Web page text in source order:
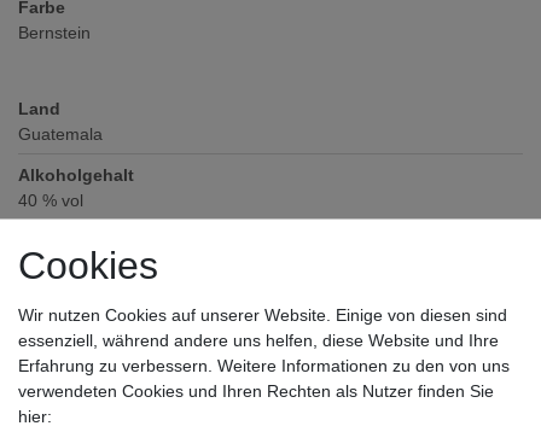
Farbe
Bernstein
Land
Guatemala
Alkoholgehalt
40 % vol
Griffkork
Zutaten / Allergene
enthält keine deklarationspflichtigen Allergene und Zusatzstoffe
Hersteller / Importeur
Diageo Germany GmbH, Reeperbahn 1, 20359 Hamburg
Cookies
Wir nutzen Cookies auf unserer Website. Einige von diesen sind
essenziell, während andere uns helfen, diese Website und Ihre
Erfahrung zu verbessern. Weitere Informationen zu den von uns
verwendeten Cookies und Ihren Rechten als Nutzer finden Sie
hier: